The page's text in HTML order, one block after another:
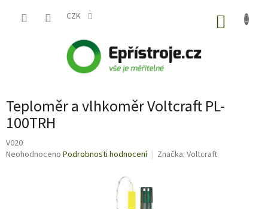
CZK
Teploměr a vlhkoměr Voltcraft PL-
100TRH
V020
Průměrné
Neohodnoceno Podrobnosti hodnocení Značka: Voltcraft